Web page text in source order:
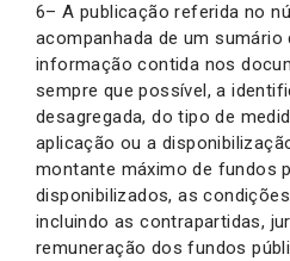
6– A publicação referida no
acompanhada de um sumário
informação contida nos
sempre que possível, a
desagregada, do tipo de
aplicação ou a
montante máximo de fundos
disponibilizados, as
incluindo as contrapartidas,
remuneração dos fundos